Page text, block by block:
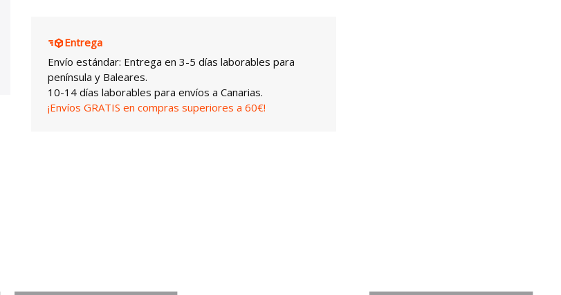
Entrega
Envío estándar: Entrega en 3-5 días laborables para
península y Baleares.
10-14 días laborables para envíos a Canarias.
¡Envíos GRATIS en compras superiores a 60€!